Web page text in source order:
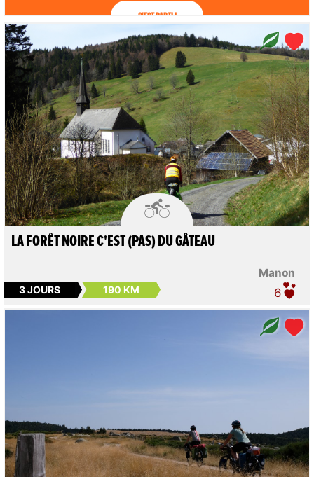
C'est parti !

Manon
LA FORÊT NOIRE C'EST (PAS) DU GÂTEAU
3 JOURS 190 KM 6